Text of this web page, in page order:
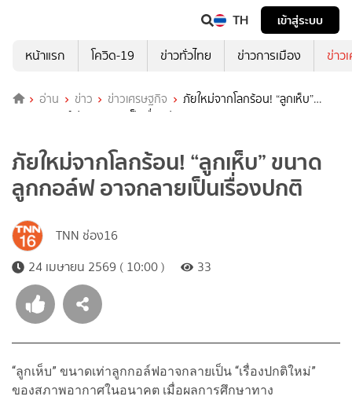
TH
เข้าสู่ระบบ
หน้าแรก
โควิด-19 ข่าวทั่วไทย ข่าวการเมือง ข่าว
อ่าน ข่าว ข่าวเศรษฐกิจ
ภัยใหม่จากโลกร้อน! “ลูกเห็บ”
ขนาดลูกกอล์ฟ อาจกลายเป็นเรื่องปกติ
ภัยใหม่จากโลกร้อน! “ลูกเห็บ” ขนาด
ลูกกอล์ฟ อาจกลายเป็นเรื่องปกติ
TNN ช่อง16
24 เมษายน 2569 ( 10:00 )
33
“ลูกเห็บ” ขนาดเท่าลูกกอล์ฟอาจกลายเป็น “เรื่องปกติใหม่”
ของสภาพอากาศในอนาคต เมื่อผลการศึกษาทาง